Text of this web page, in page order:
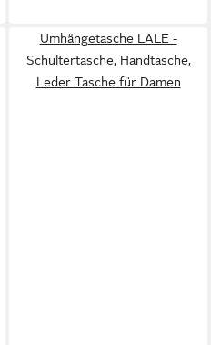
Umhängetasche LALE -
Schultertasche, Handtasche,
Leder Tasche für Damen